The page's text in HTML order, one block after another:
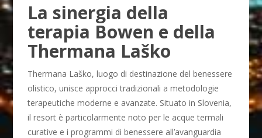
La sinergia della
terapia Bowen e della
Thermana Laško
Thermana Laško, luogo di destinazione del benessere
olistico, unisce approcci tradizionali a metodologie
terapeutiche moderne e avanzate. Situato in Slovenia,
il resort è particolarmente noto per le acque termali
curative e i programmi di benessere all’avanguardia